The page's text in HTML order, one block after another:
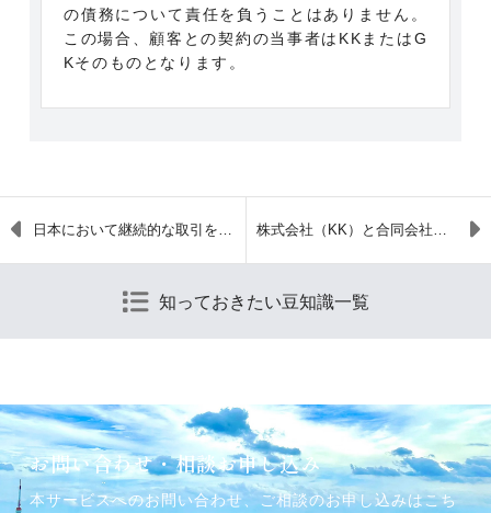
の債務について責任を負うことはありません。
この場合、顧客との契約の当事者はKKまたはG
Kそのものとなります。
日本において継続的な取引を行う場合の基本的な法規制 株式会社（KK）と合同会社（GK）の違い
知っておきたい豆知識一覧
お問い合わせ・相談お申し込み
本サービスへのお問い合わせ、ご相談のお申し込みはこち